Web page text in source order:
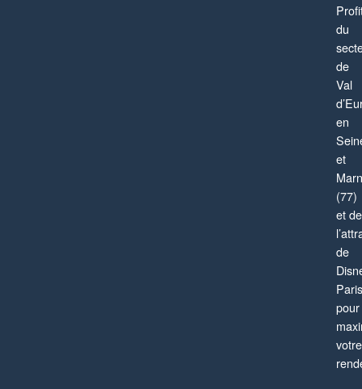
du
de
Val
en
et
(77)
et de
de
Paris
pour
votre